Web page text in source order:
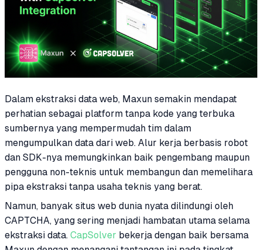
Dalam ekstraksi data web, Maxun semakin mendapat
perhatian sebagai platform tanpa kode yang terbuka
sumbernya yang mempermudah tim dalam
mengumpulkan data dari web. Alur kerja berbasis robot
dan SDK-nya memungkinkan baik pengembang maupun
pengguna non-teknis untuk membangun dan memelihara
pipa ekstraksi tanpa usaha teknis yang berat.
Namun, banyak situs web dunia nyata dilindungi oleh
CAPTCHA, yang sering menjadi hambatan utama selama
ekstraksi data. CapSolver bekerja dengan baik bersama